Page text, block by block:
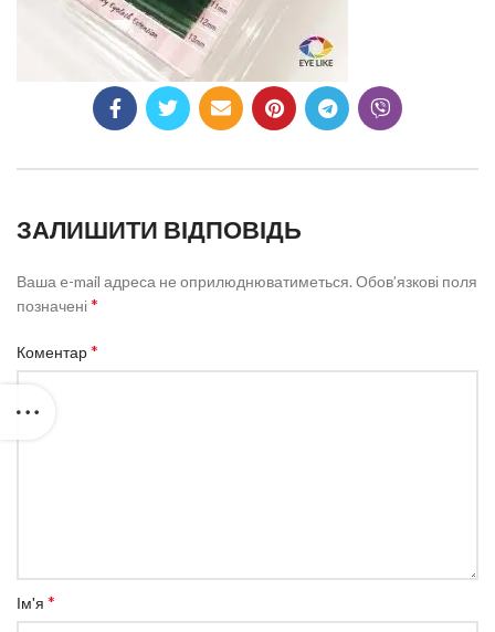
ЗАЛИШИТИ ВІДПОВІДЬ
Ваша e-mail адреса не оприлюднюватиметься. Обов’язкові поля
позначені*
Коментар*
Ім'я *